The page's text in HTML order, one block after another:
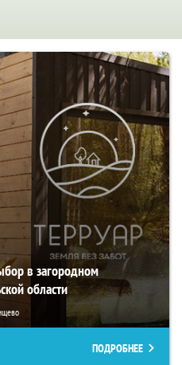
в загородном
области
ПОДРОБНЕЕ